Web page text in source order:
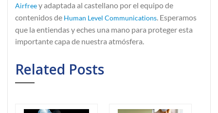
Airfreey adaptada al castellano por el equipo de
contenidos de Human Level Communications. Esperamos
que la entiendas y eches una mano para proteger esta
importante capa de nuestra atmósfera.
Related Posts